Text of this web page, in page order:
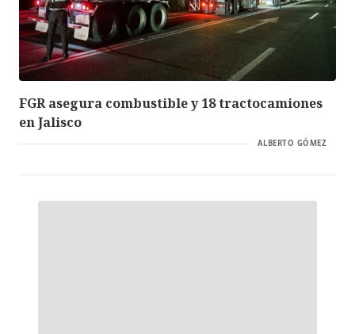
FGR asegura combustible y 18 tractocamiones
en Jalisco
ALBERTO GÓMEZ